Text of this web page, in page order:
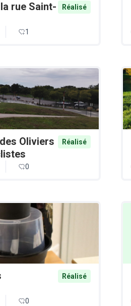
rue Saint-
Réalisé
1
Oliviers
Réalisé
0
Réalisé
0